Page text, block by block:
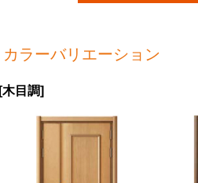
カラーバリエーション
[木目調]